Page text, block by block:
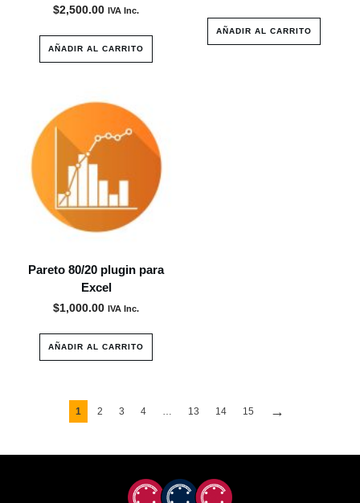
$2,500.00 IVA Inc.
AÑADIR AL CARRITO
AÑADIR AL CARRITO
Pareto 80/20 plugin para
Excel
$1,000.00 IVA Inc.
AÑADIR AL CARRITO
1 2 3 4 … 13 14 15 →